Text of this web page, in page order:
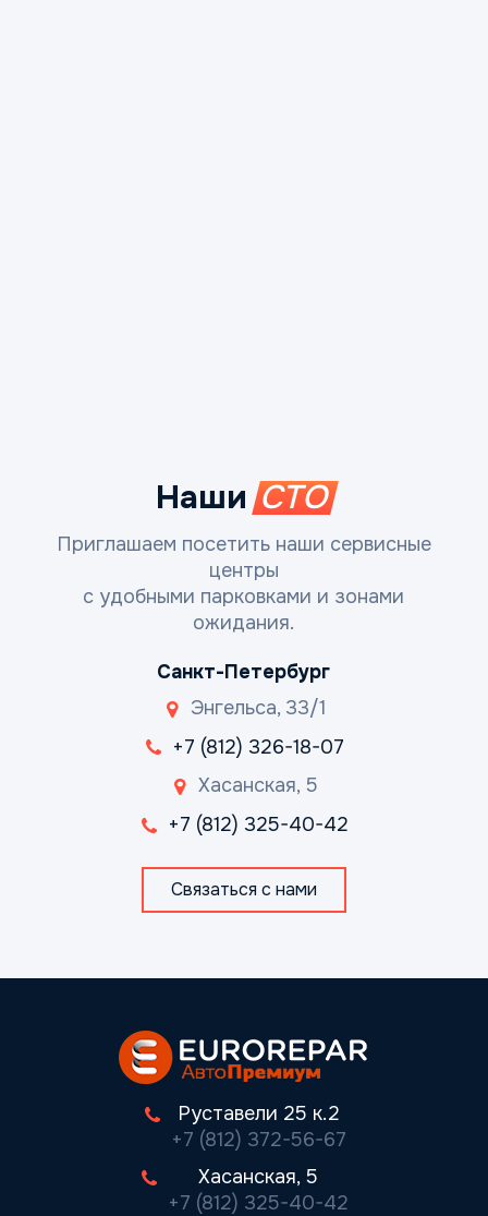
Наши СТО
Приглашаем посетить наши сервисные
центры
с удобными парковками и зонами
ожидания.
Санкт-Петербург
Энгельса, 33/1
+7 (812) 326-18-07
Хасанская, 5
+7 (812) 325-40-42
Связаться с нами
Руставели 25 к.2
+7 (812) 372-56-67
Хасанская, 5
+7 (812) 325-40-42